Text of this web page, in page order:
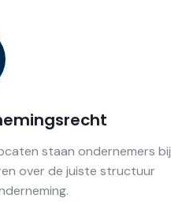
staan ondernemers bij
over de juiste structuur